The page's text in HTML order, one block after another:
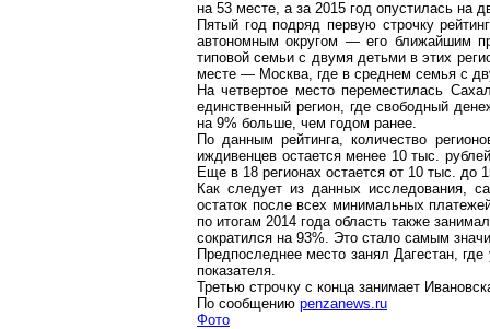
на 53 месте, а за 2015 год опустилась на
Пятый год подряд первую строчку
автономным округом — его ближайшим
типовой семьи с двумя детьми в этих
месте — Москва, где в среднем семья с
На четвертое место переместилась
единственный регион, где свободный
на 9% больше, чем годом ранее.
По данным рейтинга, количество
иждивенцев остается менее 10 тыс.
Еще в 18 регионах остается от 10 тыс. до
Как следует из данных исследования,
остаток после всех минимальных
по итогам 2014 года область также
сократился на 93%. Это стало самым
Предпоследнее место занял Дагестан,
показателя.
Третью строчку с конца занимает
По сообщению penzanews.ru
Фото